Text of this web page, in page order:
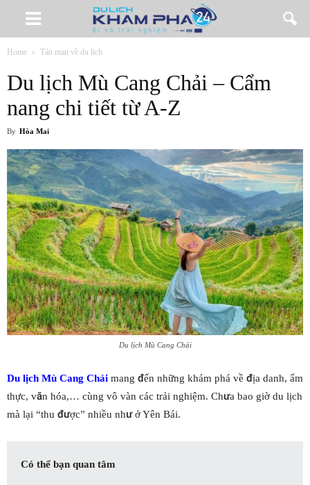
Home Tản mạn về du lịch
Du lịch Mù Cang Chải – Cẩm
nang chi tiết từ A-Z
By Hòa Mai
Du lịch Mù Cang Chải
Du lịch Mù Cang Chải mang đến những khám phá về địa danh, ẩm
thực, văn hóa,… cùng vô vàn các trải nghiệm. Chưa bao giờ du lịch
mà lại “thu được” nhiều như ở Yên Bái.
Có thể bạn quan tâm